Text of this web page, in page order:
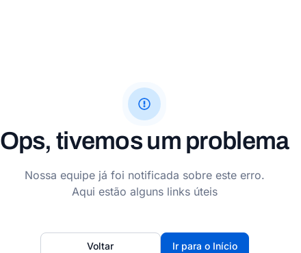
Ops, tivemos um problema
Nossa equipe já foi notificada sobre este erro.
Aqui estão alguns links úteis
Ir para o Início
Voltar